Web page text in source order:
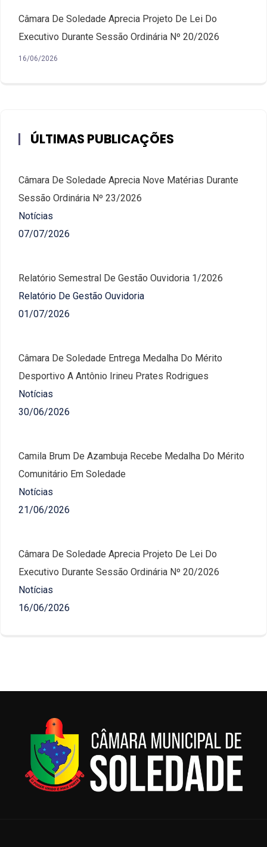
Câmara De Soledade Aprecia Projeto De Lei Do
Executivo Durante Sessão Ordinária Nº 20/2026
16/06/2026
ÚLTIMAS PUBLICAÇÕES
Câmara De Soledade Aprecia Nove Matérias Durante
Sessão Ordinária Nº 23/2026
Notícias
07/07/2026
Relatório Semestral De Gestão Ouvidoria 1/2026
Relatório De Gestão Ouvidoria
01/07/2026
Câmara De Soledade Entrega Medalha Do Mérito
Desportivo A Antônio Irineu Prates Rodrigues
Notícias
30/06/2026
Camila Brum De Azambuja Recebe Medalha Do Mérito
Comunitário Em Soledade
Notícias
21/06/2026
Câmara De Soledade Aprecia Projeto De Lei Do
Executivo Durante Sessão Ordinária Nº 20/2026
Notícias
16/06/2026